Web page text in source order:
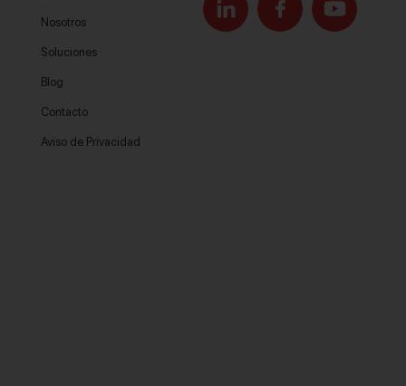
Nosotros
Soluciones
Blog
Contacto
Aviso de Privacidad